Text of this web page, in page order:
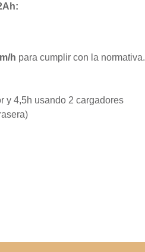
h para cumplir con la normativa.
y 4,5h usando 2 cargadores